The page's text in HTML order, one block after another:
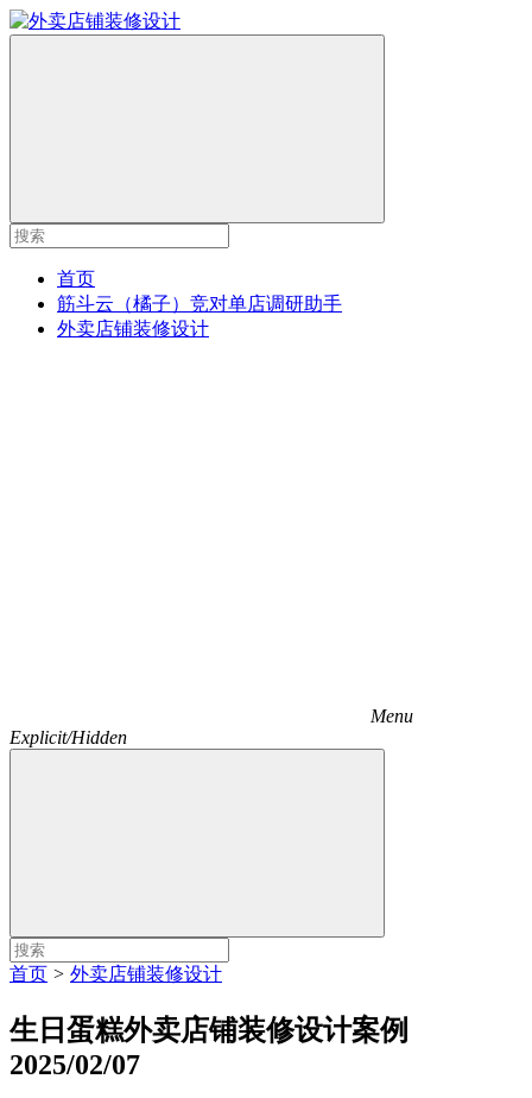
首页
筋斗云（橘子）竞对单店调研助手
外卖店铺装修设计
Menu
Explicit/Hidden
首页 > 外卖店铺装修设计
生日蛋糕外卖店铺装修设计案例
2025/02/07